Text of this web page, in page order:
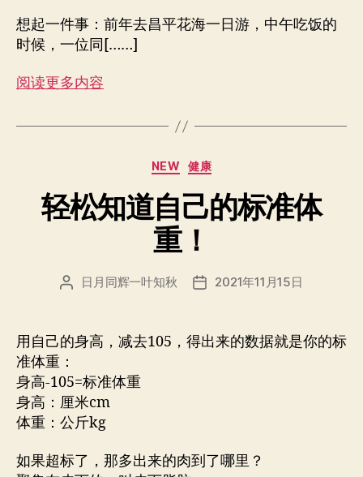
想起一件事：前年去昌平花海一日游，中午吃饭的
时候，一位同[……]
阅读更多内容
分
NEW 健康
轻松知道自己的标准体
重！
文
者
日月同辉一叶知秋
发
期
2021年11月15日
用自己的身高，减去105，得出来的数据就是你的标
准体重：
身高-105=标准体重
身高：厘米cm
体重：公斤kg
如果超标了，那多出来的肉到了哪里？